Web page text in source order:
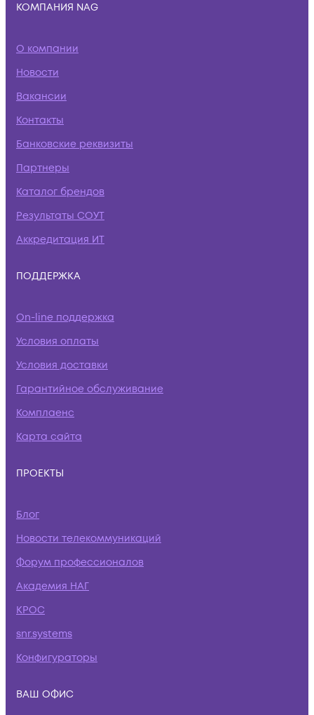
КОМПАНИЯ NAG
О компании
Новости
Вакансии
Контакты
Банковские реквизиты
Партнеры
Каталог брендов
Результаты СОУТ
Аккредитация ИТ
ПОДДЕРЖКА
On-line поддержка
Условия оплаты
Условия доставки
Гарантийное обслуживание
Комплаенс
Карта сайта
ПРОЕКТЫ
Блог
Новости телекоммуникаций
Форум профессионалов
Академия НАГ
КРОС
snr.systems
Конфигураторы
ВАШ ОФИС